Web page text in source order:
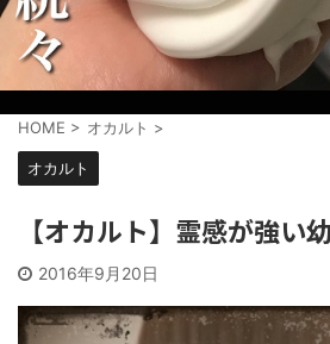
HOME > オカルト >
オカルト
【オカルト】霊感が強い
2016年9月20日